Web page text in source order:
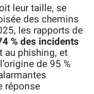
leur taille, se
des chemins
les rapports de
% des incidents
au phishing, et
de 95 %
réponse